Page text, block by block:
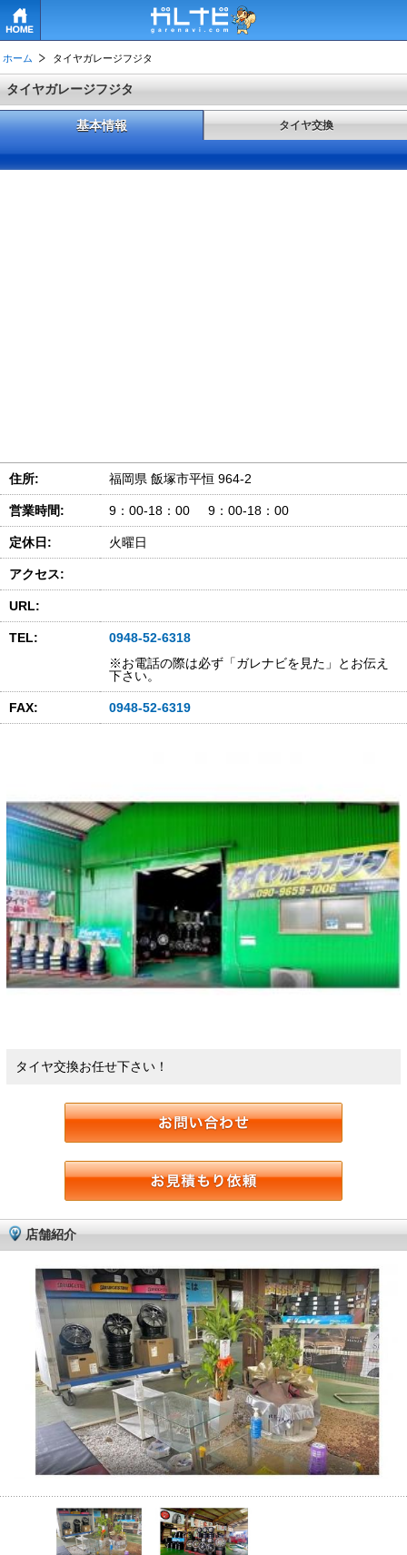
ホーム タイヤガレージフジタ
タイヤガレージフジタ
基本情報 タイヤ交換
住所: 福岡県 飯塚市平恒 964-2
営業時間: 9：00-18：00 9：00-18：00
定休日: 火曜日
アクセス:
URL:
TEL:
0948-52-6318
※お電話の際は必ず「ガレナビを見た」とお伝え
下さい。
FAX: 0948-52-6319
タイヤ交換お任せ下さい！
店舗紹介